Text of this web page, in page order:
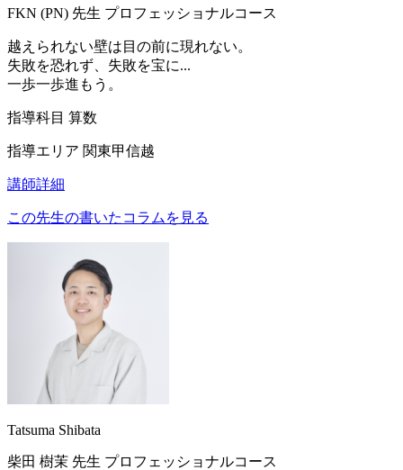
FKN (PN) 先生 プロフェッショナルコース
越えられない壁は目の前に現れない。
失敗を恐れず、失敗を宝に...
一歩一歩進もう。
指導科目 算数
指導エリア 関東甲信越
講師詳細
この先生の書いたコラムを見る
Tatsuma Shibata
柴田 樹茉 先生 プロフェッショナルコース